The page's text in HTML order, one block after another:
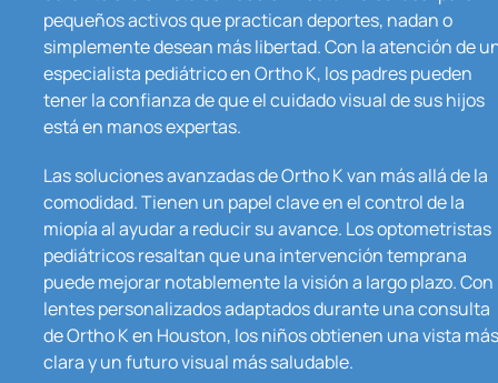
pequeños activos que practican deportes, nadan o
simplemente desean más libertad. Con la atención de
especialista pediátrico en Ortho K, los padres pueden
tener la confianza de que el cuidado visual de sus hijos
está en manos expertas.
Las soluciones avanzadas de Ortho K van más allá de la
comodidad. Tienen un papel clave en el control de la
miopía al ayudar a reducir su avance. Los optometristas
pediátricos resaltan que una intervención temprana
puede mejorar notablemente la visión a largo plazo. Con
lentes personalizados adaptados durante una consulta
de Ortho K en Houston, los niños obtienen una vista más
clara y un futuro visual más saludable.